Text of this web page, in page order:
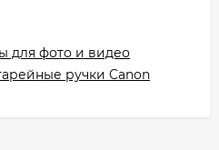
для фото и видео
ручки Canon